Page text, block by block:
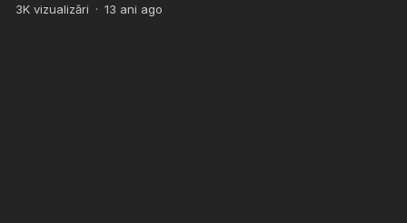
3Kvizualizări · 13 ani ago